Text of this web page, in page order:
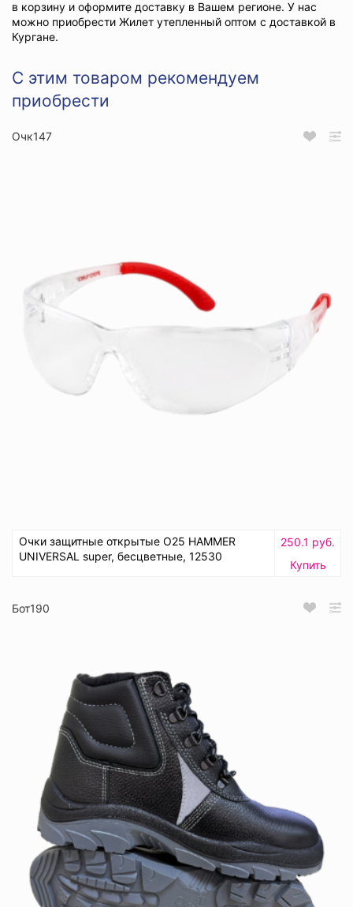
в корзину и оформите доставку в Вашем регионе. У нас
можно приобрести Жилет утепленный оптом с доставкой в
Кургане.
С этим товаром рекомендуем
приобрести
Очк147
Очки защитные открытые О25 HAMMER
UNIVERSAL super, бесцветные, 12530
250.1 руб.
Купить
Бот190